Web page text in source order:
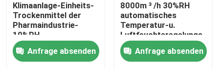
Haus
Klimaanlage-Einheits-
Trockenmittel der
Pharmaindustrie-
10%RH
Anfrage absenden
8000m ³ /h 30%RH
automatisches
Temperatur-u.
Luftfeuchteregelungs-
trocknendes
Trockenmittel
Anfrage absenden